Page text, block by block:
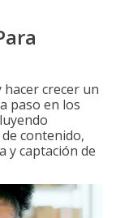
crecer un
paso en los
contenido,
y captación de